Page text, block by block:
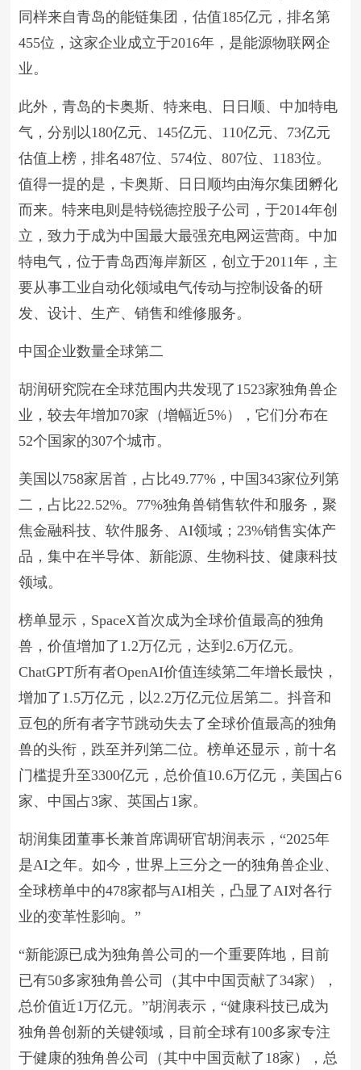
同样来自青岛的能链集团，估值185亿元，排名第
455位，这家企业成立于2016年，是能源物联网企
业。
此外，青岛的卡奥斯、特来电、日日顺、中加特电
气，分别以180亿元、145亿元、110亿元、73亿元
估值上榜，排名487位、574位、807位、1183位。
值得一提的是，卡奥斯、日日顺均由海尔集团孵化
而来。特来电则是特锐德控股子公司，于2014年创
立，致力于成为中国最大最强充电网运营商。中加
特电气，位于青岛西海岸新区，创立于2011年，主
要从事工业自动化领域电气传动与控制设备的研
发、设计、生产、销售和维修服务。
中国企业数量全球第二
胡润研究院在全球范围内共发现了1523家独角兽企
业，较去年增加70家（增幅近5%），它们分布在
52个国家的307个城市。
美国以758家居首，占比49.77%，中国343家位列第
二，占比22.52%。77%独角兽销售软件和服务，聚
焦金融科技、软件服务、AI领域；23%销售实体产
品，集中在半导体、新能源、生物科技、健康科技
领域。
榜单显示，SpaceX首次成为全球价值最高的独角
兽，价值增加了1.2万亿元，达到2.6万亿元。
ChatGPT所有者OpenAI价值连续第二年增长最快，
增加了1.5万亿元，以2.2万亿元位居第二。抖音和
豆包的所有者字节跳动失去了全球价值最高的独角
兽的头衔，跌至并列第二位。榜单还显示，前十名
门槛提升至3300亿元，总价值10.6万亿元，美国占6
家、中国占3家、英国占1家。
胡润集团董事长兼首席调研官胡润表示，“2025年
是AI之年。如今，世界上三分之一的独角兽企业、
全球榜单中的478家都与AI相关，凸显了AI对各行
业的变革性影响。”
“新能源已成为独角兽公司的一个重要阵地，目前
已有50多家独角兽公司（其中中国贡献了34家），
总价值近1万亿元。”胡润表示，“健康科技已成为
独角兽创新的关键领域，目前全球有100多家专注
于健康的独角兽公司（其中中国贡献了18家），总